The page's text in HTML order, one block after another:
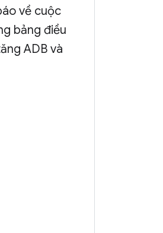
về cuộc
bảng điều
ADB và